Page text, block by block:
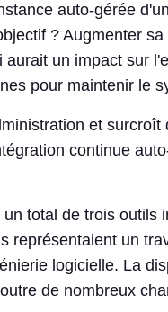
auto-gérée
? Augmenter
un impact sur
pour maintenir le
et
continue
total de trois
représentaient un
logicielle. La
de nombreux